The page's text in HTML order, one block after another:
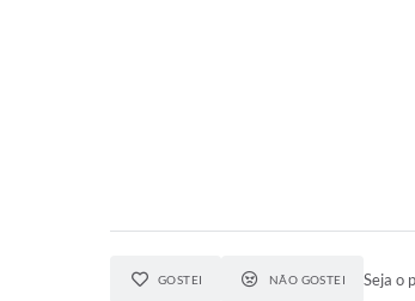
GOSTEI NÃO GOSTEI Seja o